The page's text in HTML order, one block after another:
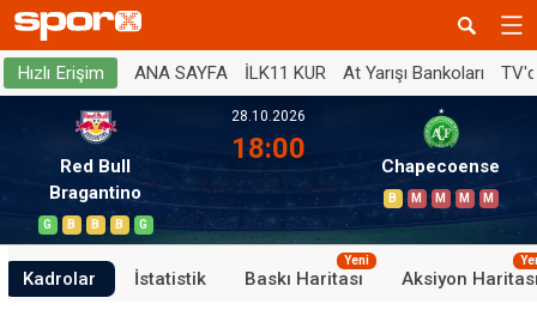
Hızlı Erişim ANA SAYFA İLK11 KUR At Yarışı Bankoları
Red Bull
Bragantino
G B B B G
28.10.2026
18:00
Chapecoense
B M M M M
Kadrolar İstatistik Baskı Haritası
Yeni
Aksiyon